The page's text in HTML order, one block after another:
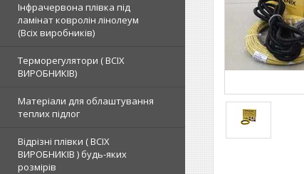
Інфрачервона плівка під
ламінат ковролін лінолеум
(Всіх виробників)
Терморегулятори ( ВСІХ
ВИРОБНИКІВ)
Матеріали для облаштування
теплих підлог
Відрізні плівки ( ВСІХ
ВИРОБНИКІВ ) будь-яких
розмірів